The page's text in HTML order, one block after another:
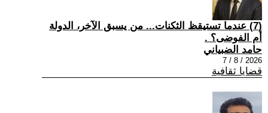
(7) عندما تستيقظ الثكنات... من يسبق الآخر، الدولة
أم الفوضى؟ .
حامد الضبياني
2026 / 8 / 7
قضايا ثقافية